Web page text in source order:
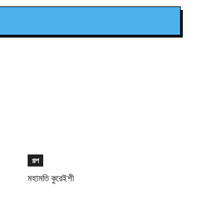
গল্প
মহামতি কুরেইশী